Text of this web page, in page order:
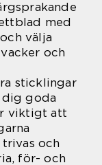
med
välja
och
sticklingar
goda
viktigt att
och
för- och